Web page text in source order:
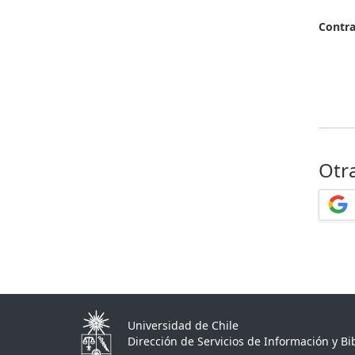
Universidad de Chile
Dirección de Servicios de Información y